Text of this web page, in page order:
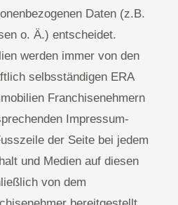
Daten (z.B.
o. Ä.) entscheidet.
werden immer von den
selbsständigen ERA
Franchisenehmern
Impressum-
der Seite bei jedem
und Medien auf diesen
von dem